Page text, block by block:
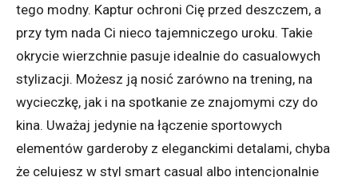
tego modny. Kaptur ochroni Cię przed deszczem, a
przy tym nada Ci nieco tajemniczego uroku. Takie
okrycie wierzchnie pasuje idealnie do casualowych
stylizacji. Możesz ją nosić zarówno na trening, na
wycieczkę, jak i na spotkanie ze znajomymi czy do
kina. Uważaj jedynie na łączenie sportowych
elementów garderoby z eleganckimi detalami, chyba
że celujesz w styl smart casual albo intencjonalnie